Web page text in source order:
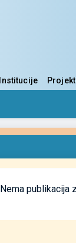
Institucije
Nema publikacija